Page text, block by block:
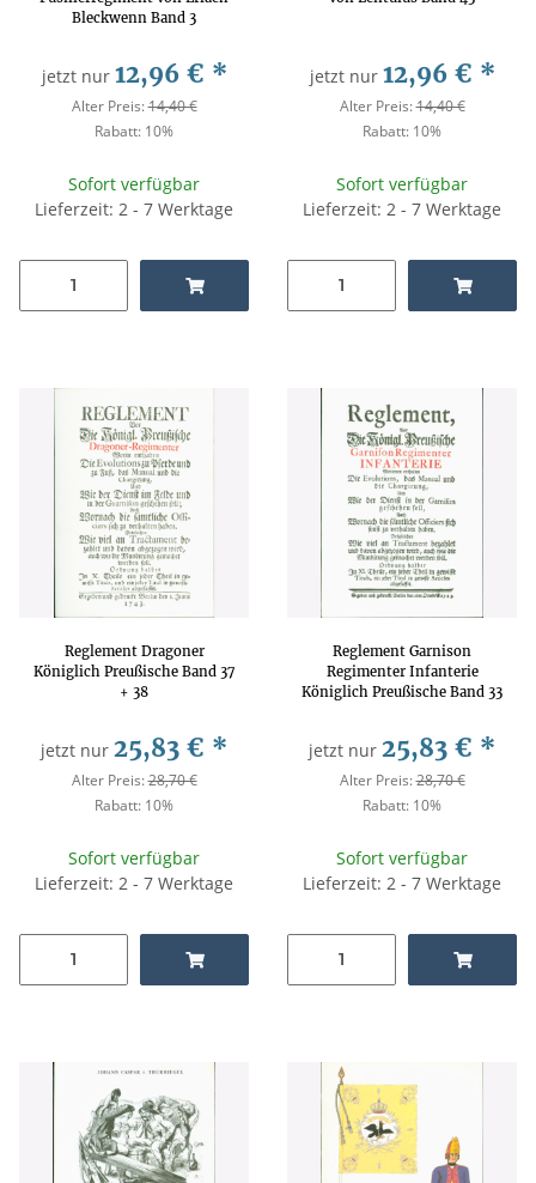
Bleckwenn Band 3
jetzt nur 12,96 € *
Alter Preis:14,40 €
Rabatt: 10%
Sofort verfügbar
Lieferzeit: 2 - 7 Werktage
jetzt nur 12,96 € *
Alter Preis:14,40 €
Rabatt: 10%
Sofort verfügbar
Lieferzeit: 2 - 7 Werktage
Reglement Dragoner
Königlich Preußische Band 37
+ 38
jetzt nur 25,83 € *
Alter Preis:28,70 €
Rabatt: 10%
Sofort verfügbar
Lieferzeit: 2 - 7 Werktage
Reglement Garnison
Regimenter Infanterie
Königlich Preußische Band 33
jetzt nur 25,83 € *
Alter Preis:28,70 €
Rabatt: 10%
Sofort verfügbar
Lieferzeit: 2 - 7 Werktage